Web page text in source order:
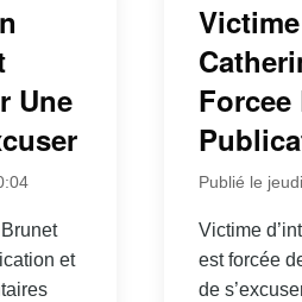
Une
et
Forcee
Publié le
Victime
est forcée
de